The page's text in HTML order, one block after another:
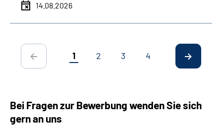
14.08.2026
1 2 3 4
Bei Fragen zur Bewerbung wenden Sie sich
gern an uns